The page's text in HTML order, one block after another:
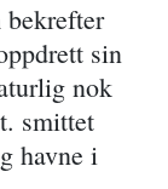
bekrefter
sin
nok
smittet
havne i